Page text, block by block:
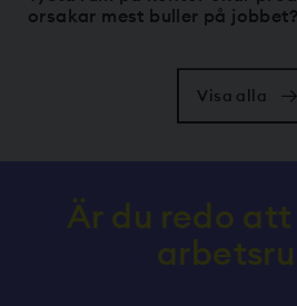
orsakar mest buller på jobbet?
Visa alla
Är du redo